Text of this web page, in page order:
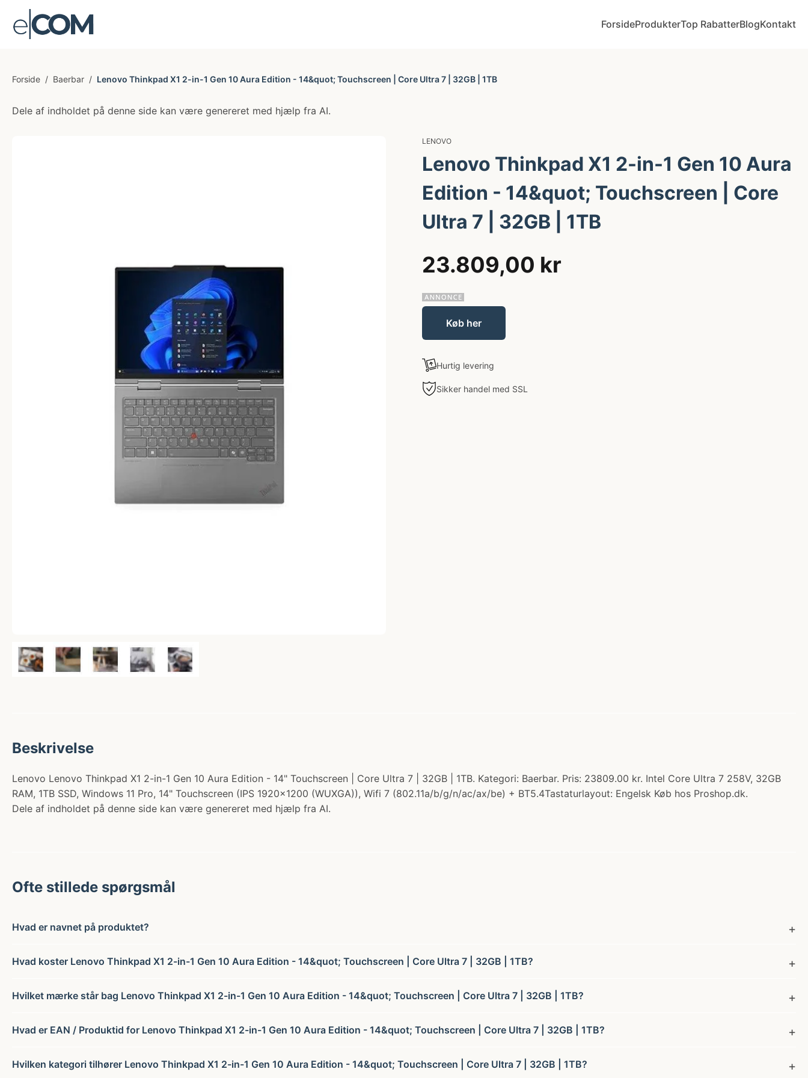
ForsideProdukterTop RabatterBlogKontakt
Forside / Baerbar / Lenovo Thinkpad X1 2-in-1 Gen 10 Aura Edition - 14&quot; Touchscreen | Core Ultra 7 | 32GB | 1TB
Dele af indholdet på denne side kan være genereret med hjælp fra AI.
LENOVO
Lenovo Thinkpad X1 2-in-1 Gen 10 Aura
Edition - 14&quot; Touchscreen | Core
Ultra 7 | 32GB | 1TB
23.809,00 kr
Køb her
Hurtig levering
Sikker handel med SSL
Beskrivelse
Lenovo Lenovo Thinkpad X1 2-in-1 Gen 10 Aura Edition - 14" Touchscreen | Core Ultra 7 | 32GB | 1TB. Kategori: Baerbar. Pris: 23809.00 kr. Intel Core Ultra 7 258V, 32GB
RAM, 1TB SSD, Windows 11 Pro, 14" Touchscreen (IPS 1920x1200 (WUXGA)), Wifi 7 (802.11a/b/g/n/ac/ax/be) + BT5.4Tastaturlayout: Engelsk Køb hos Proshop.dk.
Dele af indholdet på denne side kan være genereret med hjælp fra AI.
Ofte stillede spørgsmål
Hvad er navnet på produktet?
Hvad koster Lenovo Thinkpad X1 2-in-1 Gen 10 Aura Edition - 14&quot; Touchscreen | Core Ultra 7 | 32GB | 1TB?
Hvilket mærke står bag Lenovo Thinkpad X1 2-in-1 Gen 10 Aura Edition - 14&quot; Touchscreen | Core Ultra 7 | 32GB | 1TB?
Hvad er EAN / Produktid for Lenovo Thinkpad X1 2-in-1 Gen 10 Aura Edition - 14&quot; Touchscreen | Core Ultra 7 | 32GB | 1TB?
Hvilken kategori tilhører Lenovo Thinkpad X1 2-in-1 Gen 10 Aura Edition - 14&quot; Touchscreen | Core Ultra 7 | 32GB | 1TB?